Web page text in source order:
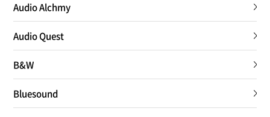
Audio Alchmy
Audio Quest
B&W
Bluesound